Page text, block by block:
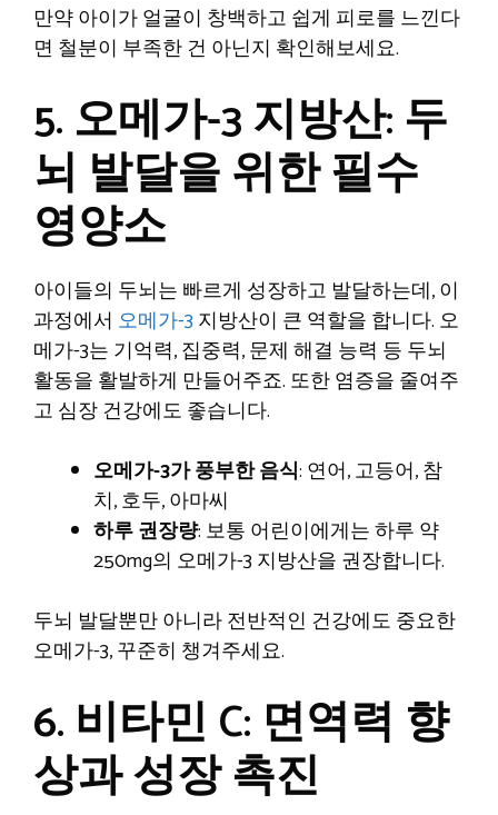
만약 아이가 얼굴이 창백하고 쉽게 피로를 느낀다
면 철분이 부족한 건 아닌지 확인해보세요.
5. 오메가-3 지방산: 두
뇌 발달을 위한 필수
영양소
아이들의 두뇌는 빠르게 성장하고 발달하는데, 이
과정에서 오메가-3 지방산이 큰 역할을 합니다. 오
메가-3는 기억력, 집중력, 문제 해결 능력 등 두뇌
활동을 활발하게 만들어주죠. 또한 염증을 줄여주
고 심장 건강에도 좋습니다.
오메가-3가 풍부한 음식: 연어, 고등어, 참
치, 호두, 아마씨
하루 권장량: 보통 어린이에게는 하루 약
250mg의 오메가-3 지방산을 권장합니다.
두뇌 발달뿐만 아니라 전반적인 건강에도 중요한
오메가-3, 꾸준히 챙겨주세요.
6. 비타민 C: 면역력 향
상과 성장 촉진